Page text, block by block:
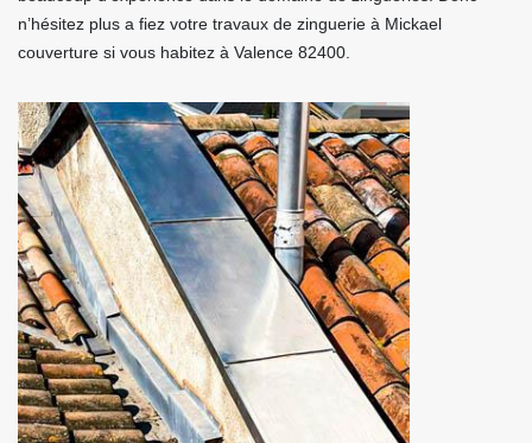
n’hésitez plus a fiez votre travaux de zinguerie à Mickael
couverture si vous habitez à Valence 82400.